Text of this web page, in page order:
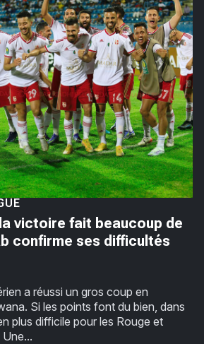
victoire fait beaucoup de
confirme ses difficultés
a réussi un gros coup en
Si les points font du bien, dans
plus difficile pour les Rouge et